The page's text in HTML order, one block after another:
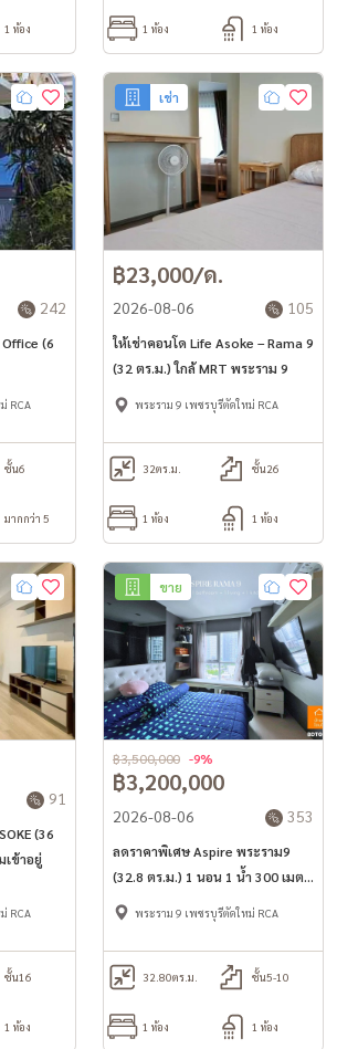
1 ห้อง 1 ห้อง 1 ห้อง
242
(6
RCA
ชั้น6
มากกว่า 5
เช่า
฿23,000/ด.
2026-08-06 105
ให้เช่าคอนโด Life Asoke – Rama 9
(32 ตร.ม.) ใกล้ MRT พระราม 9
พระราม 9 เพชรบุรีตัดใหม่ RCA
32ตร.ม. ชั้น26
1 ห้อง 1 ห้อง
91
(36
ข้าอยู่
RCA
ชั้น16
1 ห้อง
ขาย
฿3,200,000
฿3,500,000 -9%
2026-08-06 353
ลดราคาพิเศษ Aspire พระราม9
(32.8 ตร.ม.) 1 นอน 1 น้ำ 300 เมตร
ถึง MRT พระราม9
พระราม 9 เพชรบุรีตัดใหม่ RCA
32.80ตร.ม. ชั้น5-10
1 ห้อง 1 ห้อง